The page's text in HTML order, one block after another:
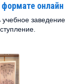
онлайн
заведение